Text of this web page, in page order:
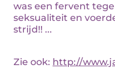
was een fervent
seksualiteit en
strijd!! ...
Zie ook: http://